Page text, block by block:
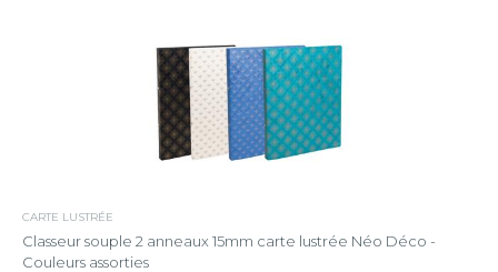
CARTE LUSTRÉE
Classeur souple 2 anneaux 15mm carte lustrée Néo Déco -
Couleurs assorties